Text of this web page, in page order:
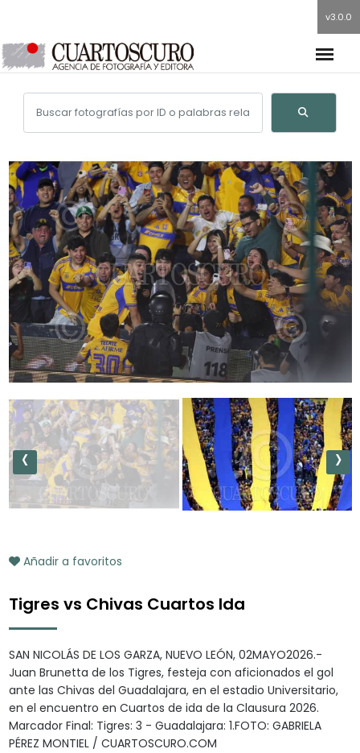
v3.0.0
‹ ›
Añadir a favoritos
Tigres vs Chivas Cuartos Ida
SAN NICOLÁS DE LOS GARZA, NUEVO LEÓN, 02MAYO2026.-
Juan Brunetta de los Tigres, festeja con aficionados el gol
ante las Chivas del Guadalajara, en el estadio Universitario,
en el encuentro en Cuartos de ida de la Clausura 2026.
Marcador Final: Tigres: 3 - Guadalajara: 1.FOTO: GABRIELA
PÉREZ MONTIEL / CUARTOSCURO.COM